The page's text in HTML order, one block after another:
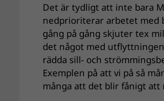
Det är tydligt att inte bara
nedprioriterar arbetet med
gång på gång skjuter tex
det något med
rädda sill- och
Exemplen på att vi på så
många att det blir fånigt att